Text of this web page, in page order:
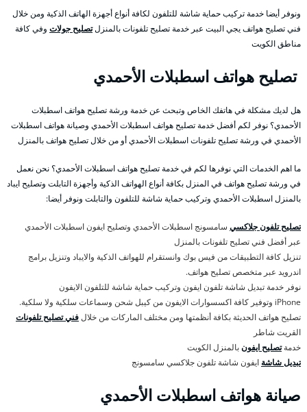
ونوفر أيضا خدمة تركيب حماية شاشة للتلفون لكافة أنواع أجهزة الهاتف الذكية ومن خلال
فني تصليح هواتف يجي البيت عبر خدمة تصليح تلفونات بالمنزلتصليح جولات وفي كافة
مناطق الكويت
تصليح هواتف اسطبلات الأحمدي
هل لديك مشكلة في هاتفك الخاص وتبحث عن خدمة ورشة تصليح هواتف اسطبلات
الأحمدي؟ نوفر لكم أفضل خدمة تصليح هواتف اسطبلات الأحمدي وصيانة هواتف اسطبلات
الأحمدي في ورشة تصليح تلفونات اسطبلات الأحمدي أو من خلال تصليح هواتف بالمنزل
ما اهم الخدمات التي نوفرها لكم في خدمة تصليح هواتف اسطبلات الأحمدي؟ نحن نعمل
في ورشة تصليح هواتف في المنزل بكافة أنواع الهواتف الذكية وأجهزة التابلت وتصليح ايباد
بالمنزل اسطبلات الأحمدي وتركيب حماية شاشة للتلفون والتابلت ونوفر أيضا:
تصليح تلفون جلاكسي سامسونج اسطبلات الأحمدي وتصليح ايفون اسطبلات الأحمدي
عبر أفضل فني تصليح تلفونات بالمنزل
تنزيل كافة التطبيقات من فيس بوك وانستقرام للهواتف الذكية والايباد وتنزيل برامج
اندرويد عبر متخصص تصليح هواتف.
نوفر خدمة تبديل شاشة تلفون ايفون وتركيب حماية شاشة للتلفون الايفون
iPhone وتوفير كافة اكسسوارات الايفون من كيبل شحن وسماعات سلكية ولا سلكية.
تصليح هواتف الحديثة بكافة أنظمتها ومن مختلف الماركات من خلالفني تصليح تلفونات
القريت شاطر
خدمةتصليح ايفونبالمنزل الكويت
تبديل شاشة ايفون شاشة تلفون جلاكسي سامسونج
صيانة هواتف اسطبلات الأحمدي